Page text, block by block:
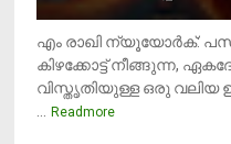
എം രാഖി ന്യൂയോര്‍ക്:
കിഴക്കോട്ട് നീങ്ങുന്ന,
വിസ്തൃതിയുള്ള ഒരു വലിയ
... Readmore